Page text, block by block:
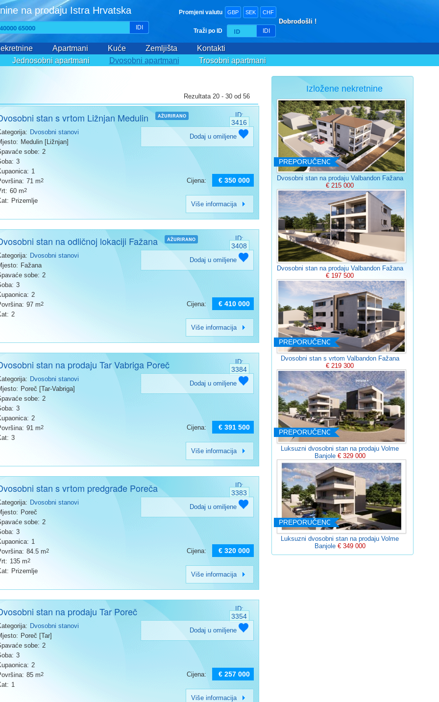
na prodaju Istra Hrvatska
IDI
Promjeni valutu GBP SEK CHF
Traži po ID IDI
Dobrodošli !
Apartmani Kuće Zemljišta
Kontakti
Jednosobni apartmani
Dvosobni apartmani Trosobni apartmani
Rezultata 20 - 30 od 56
stan s vrtom Ližnjan Medulin AŽURIRANO ID:
3416
Dvosobni stanovi
Medulin [Ližnjan]
sobe: 2
3
1
71 m2
60 m2
Prizemlje
Dodaj u omiljene
Cijena: € 350 000
Više informacija
stan na odličnoj lokaciji Fažana AŽURIRANO ID:
3408
Dvosobni stanovi
Fažana
sobe: 2
3
2
97 m2
2
Dodaj u omiljene
Cijena: € 410 000
Više informacija
stan na prodaju Tar Vabriga Poreč ID:
3384
Dvosobni stanovi
Poreč [Tar-Vabriga]
sobe: 2
3
2
91 m2
3
Dodaj u omiljene
Cijena: € 391 500
Više informacija
stan s vrtom predgrađe Poreča ID:
3383
Dvosobni stanovi
Poreč
sobe: 2
3
1
84.5 m2
135 m2
Prizemlje
Dodaj u omiljene
Cijena: € 320 000
Više informacija
stan na prodaju Tar Poreč ID:
3354
Dvosobni stanovi
Poreč [Tar]
sobe: 2
3
2
85 m2
1
Dodaj u omiljene
Cijena: € 257 000
Više informacija
Izložene nekretnine
PREPORUČENO
Dvosobni stan na prodaju Valbandon Fažana
€ 215 000
Dvosobni stan na prodaju Valbandon Fažana
€ 197 500
PREPORUČENO
Dvosobni stan s vrtom Valbandon Fažana
€ 219 300
PREPORUČENO
Luksuzni dvosobni stan na prodaju Volme
Banjole € 329 000
PREPORUČENO
Luksuzni dvosobni stan na prodaju Volme
Banjole € 349 000